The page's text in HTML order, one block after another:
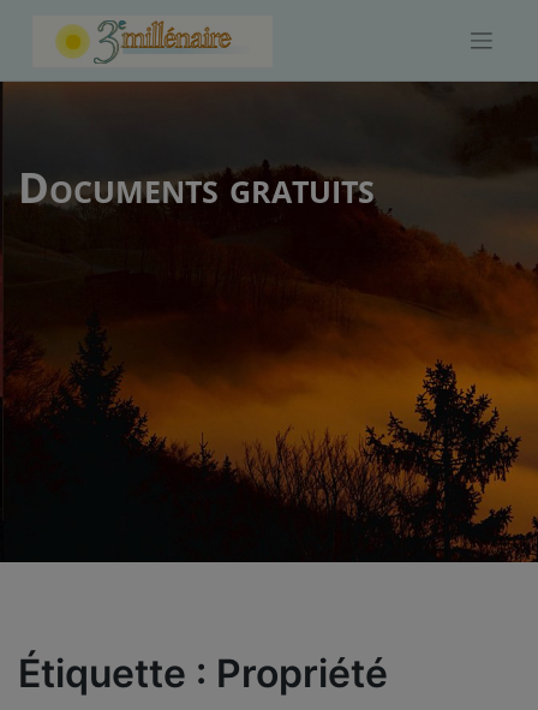
Documents gratuits
Étiquette : Propriété